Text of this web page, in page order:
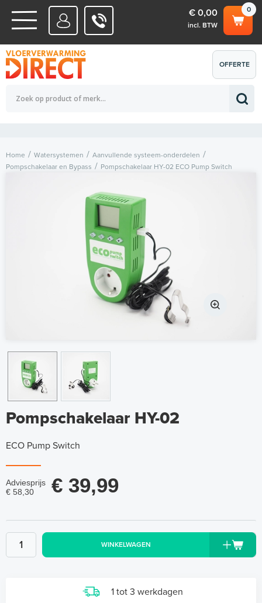
WATERSYSTEMEN
ELEKTRISCHE SYSTEMEN
0
€ 0,00
incl. BTW
Totaalbedrag (incl. BTW) € 0,00
OFFERTE
AANVRAGEN
Home Watersystemen
Aanvullende systeem-onderdelen
Pompschakelaar en Bypass
Pompschakelaar HY-02 ECO Pump Switch
Pompschakelaar HY-02
ECO Pump Switch
Adviesprijs
€ 58,30
€ 39,99
WINKELWAGEN
1 tot 3 werkdagen